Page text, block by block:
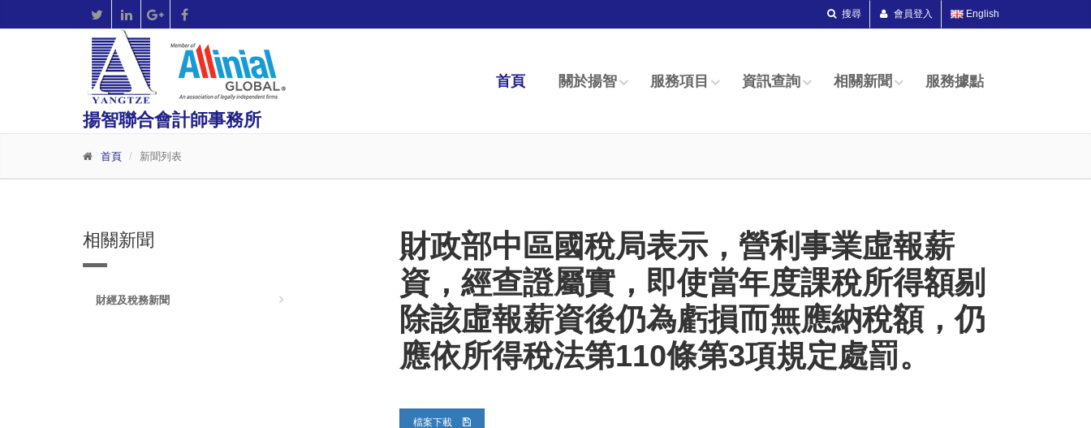
搜尋 會員登入 English
揚智聯合會計師事務所
首頁 關於揚智 服務項目 資訊查詢 相關新聞 服務據點
首頁 新聞列表
相關新聞
財經及稅務新聞
財政部中區國稅局表示，營利事業虛報薪
資，經查證屬實，即使當年度課稅所得額剔
除該虛報薪資後仍為虧損而無應納稅額，仍
應依所得稅法第110條第3項規定處罰。
檔案下載